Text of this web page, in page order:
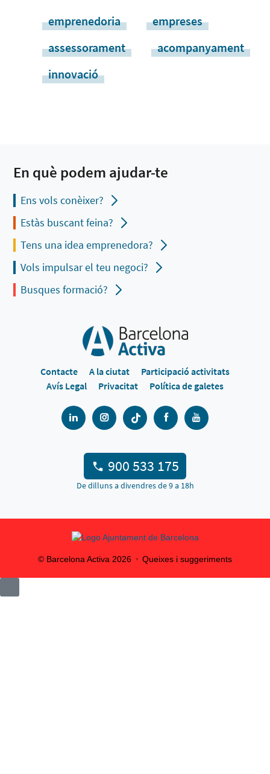
emprenedoria
empreses
assessorament
acompanyament
innovació
En què podem ajudar-te
Ens vols conèixer?
Estàs buscant feina?
Tens una idea emprenedora?
Vols impulsar el teu negoci?
Busques formació?
Contacte A la ciutat
Participació activitats
Avís Legal
Privacitat Política de galetes
900 533 175
De dilluns a divendres de 9 a 18h
© Barcelona Activa 2026 Queixes i suggeriments